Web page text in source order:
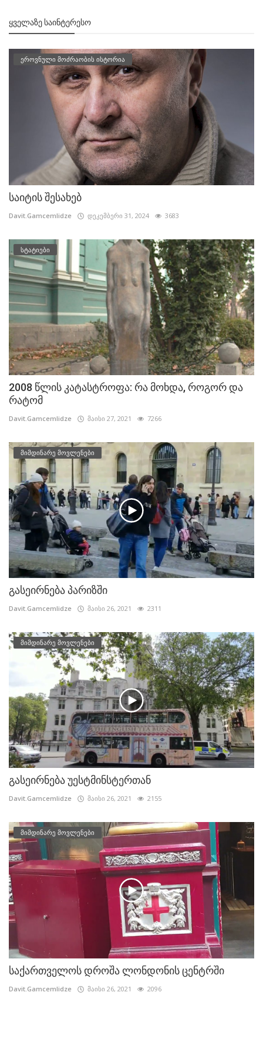
ᲧᲕᲔᲚᲐᲖᲔ ᲡᲐᲘᲜᲢᲔᲠᲔᲡᲝ
ეროვნული მოძრაობის ისტორია
საიტის შესახებ
Davit.Gamcemlidze დეკემბერი 31, 2024 3683
სტატიები
2008 წლის კატასტროფა: რა მოხდა, როგორ და
რატომ
Davit.Gamcemlidze მაისი 27, 2021 7266
მიმდინარე მოვლენები
გასეირნება პარიზში
Davit.Gamcemlidze მაისი 26, 2021 2311
მიმდინარე მოვლენები
გასეირნება უესტმინსტერთან
Davit.Gamcemlidze მაისი 26, 2021 2155
მიმდინარე მოვლენები
საქართველოს დროშა ლონდონის ცენტრში
Davit.Gamcemlidze მაისი 26, 2021 2096